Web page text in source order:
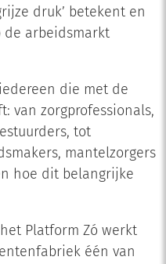
druk’ betekent en
de arbeidsmarkt
die met de
van zorgprofessionals,
tot
mantelzorgers
hoe dit belangrijke
Platform Zó werkt
één van